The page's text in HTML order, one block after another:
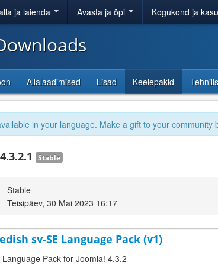
ja laienda Avasta ja õpi Kogukond ja
Allalaadimised Lisad Keelepakid
in your language. Make a gift to your community
Stable
Stable
Teisipäev, 30 Mai 2023 16:17
sv-SE Language Pack (v1)
Pack for Joomla! 4.3.2